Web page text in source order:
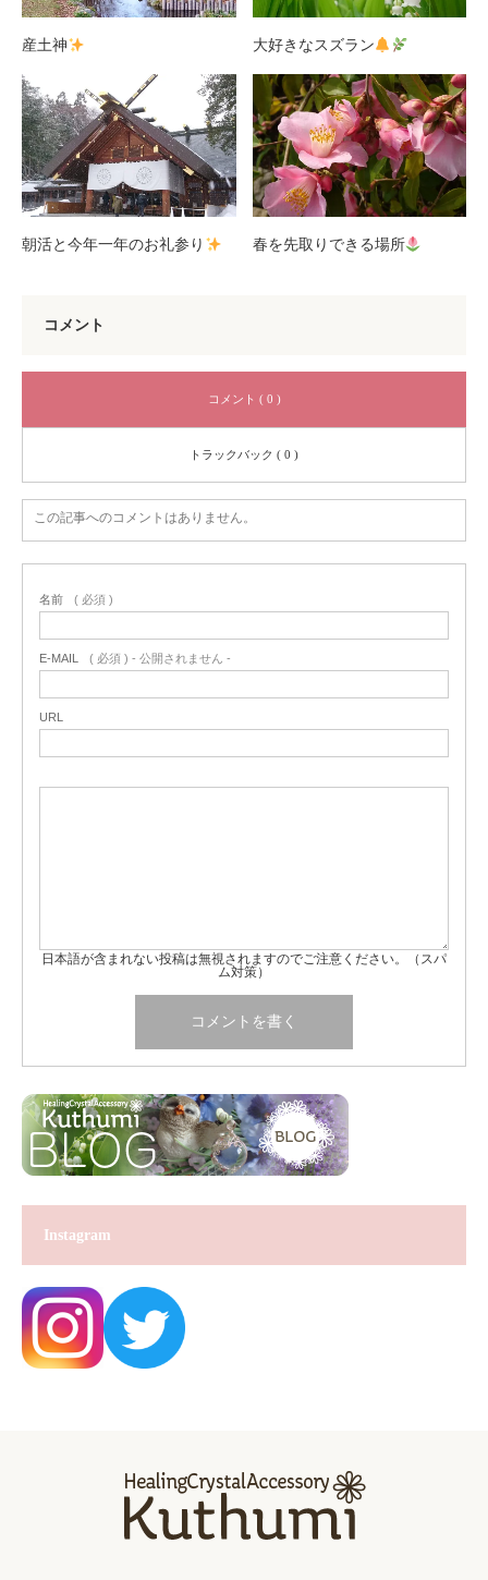
産土神 大好きなスズラン
朝活と今年一年のお礼参り 春を先取りできる場所
コメント
コメント ( 0 )
トラックバック ( 0 )
この記事へのコメントはありません。
名前 ( 必須 )
E-MAIL ( 必須 ) - 公開されません -
URL
日本語が含まれない投稿は無視されますのでご注意ください。（スパ
ム対策）
Instagram